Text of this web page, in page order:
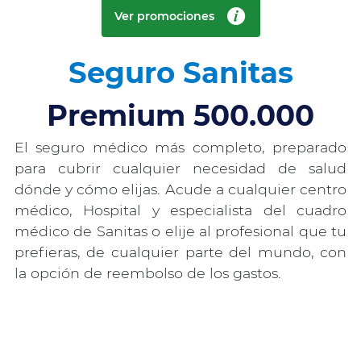
Ver promociones
Seguro Sanitas
Premium 500.000
El seguro médico más completo, preparado
para cubrir cualquier necesidad de salud
dónde y cómo elijas. Acude a cualquier centro
médico, Hospital y especialista del cuadro
médico de Sanitas o elije al profesional que tu
prefieras, de cualquier parte del mundo, con
la opción de reembolso de los gastos.